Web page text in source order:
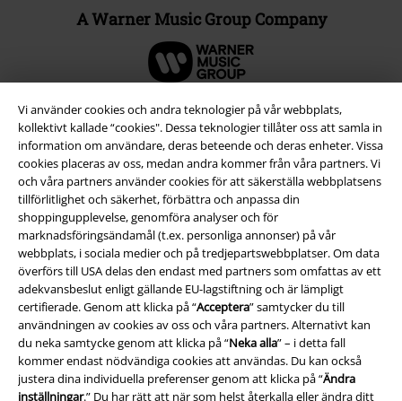
Vi använder cookies och andra teknologier på vår webbplats,
kollektivt kallade “cookies". Dessa teknologier tillåter oss att samla in
information om användare, deras beteende och deras enheter. Vissa
cookies placeras av oss, medan andra kommer från våra partners. Vi
och våra partners använder cookies för att säkerställa webbplatsens
tillförlitlighet och säkerhet, förbättra och anpassa din
shoppingupplevelse, genomföra analyser och för
marknadsföringsändamål (t.ex. personliga annonser) på vår
webbplats, i sociala medier och på tredjepartswebbplatser. Om data
överförs till USA delas den endast med partners som omfattas av ett
adekvansbeslut enligt gällande EU-lagstiftning och är lämpligt
certifierade. Genom att klicka på “Acceptera” samtycker du till
användningen av cookies av oss och våra partners. Alternativt kan
du neka samtycke genom att klicka på “Neka alla” – i detta fall
kommer endast nödvändiga cookies att användas. Du kan också
justera dina individuella preferenser genom att klicka på “Ändra
inställningar.” Du har rätt att när som helst återkalla eller ändra ditt
Juridisk information/Villkor
Om oss
Ladda ner villkoren
Avfallshantering och miljöskydd
Försäkran om överensstämmelse
Information om tillgänglighet
Inställningar för cookies
Bekräfta ångrat köp
Alla priser inkl. moms.Fraktkostnad tillkommer.
© 1986-2026 E.M.P. Merchandising HGmbH